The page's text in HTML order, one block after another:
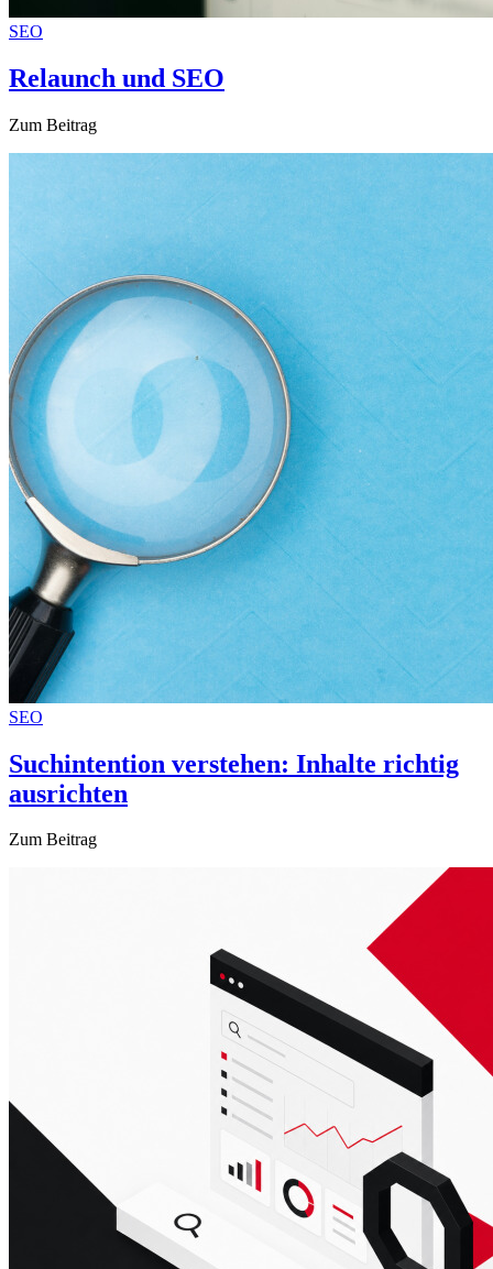
SEO
Relaunch und SEO
Zum Beitrag
SEO
Suchintention verstehen: Inhalte richtig
ausrichten
Zum Beitrag